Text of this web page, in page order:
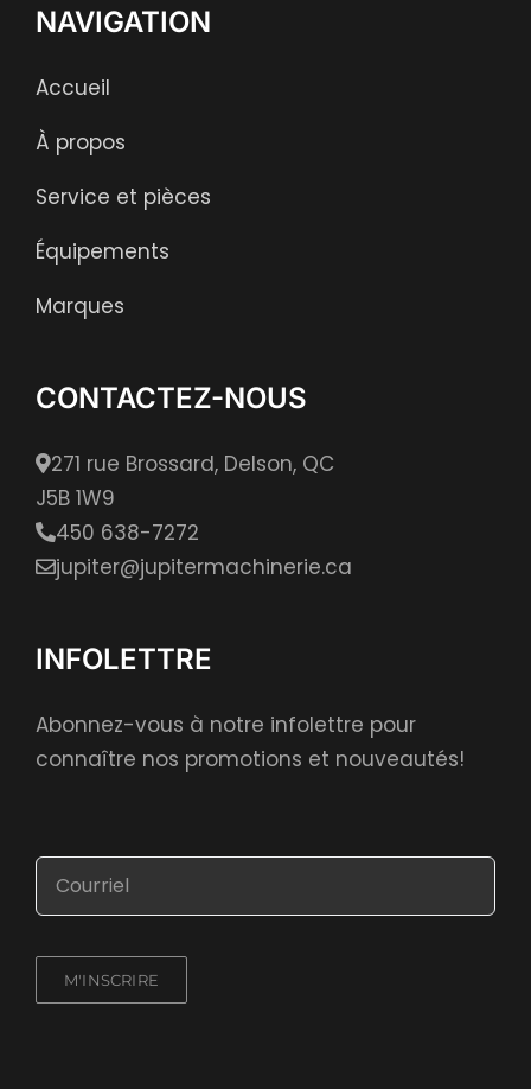
NAVIGATION
Accueil
À propos
Service et pièces
Équipements
Marques
CONTACTEZ-NOUS
271 rue Brossard, Delson, QC
J5B 1W9
450 638-7272
jupiter@jupitermachinerie.ca
INFOLETTRE
Abonnez-vous à notre infolettre pour
connaître nos promotions et nouveautés!
M'INSCRIRE